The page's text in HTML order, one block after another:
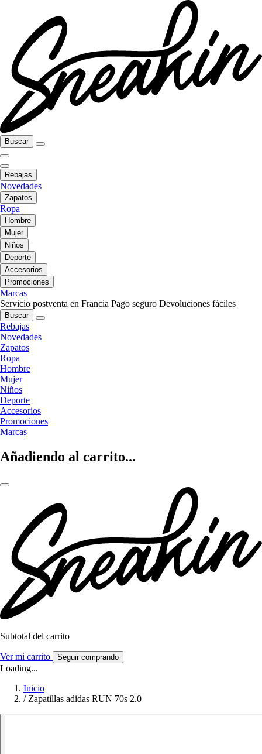
Buscar
Rebajas
Novedades
Zapatos
Ropa
Hombre
Mujer
Niños
Deporte
Accesorios
Promociones
Marcas
Servicio postventa en Francia Pago seguro Devoluciones fáciles
Buscar
Rebajas
Novedades
Zapatos
Ropa
Hombre
Mujer
Niños
Deporte
Accesorios
Promociones
Marcas
Añadiendo al carrito...
Subtotal del carrito
Ver mi carrito Seguir comprando
Loading...
Inicio
/ Zapatillas adidas RUN 70s 2.0